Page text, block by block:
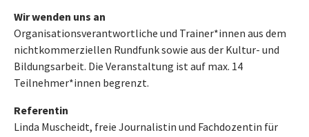
Wir wenden uns an
Organisationsverantwortliche und Trainer*innen aus dem
nichtkommerziellen Rundfunk sowie aus der Kultur- und
Bildungsarbeit. Die Veranstaltung ist auf max. 14
Teilnehmer*innen begrenzt.
Referentin
Linda Muscheidt, freie Journalistin und Fachdozentin für